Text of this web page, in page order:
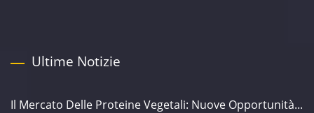
Ultime Notizie
Il Mercato Delle Proteine Vegetali: Nuove Opportunità...